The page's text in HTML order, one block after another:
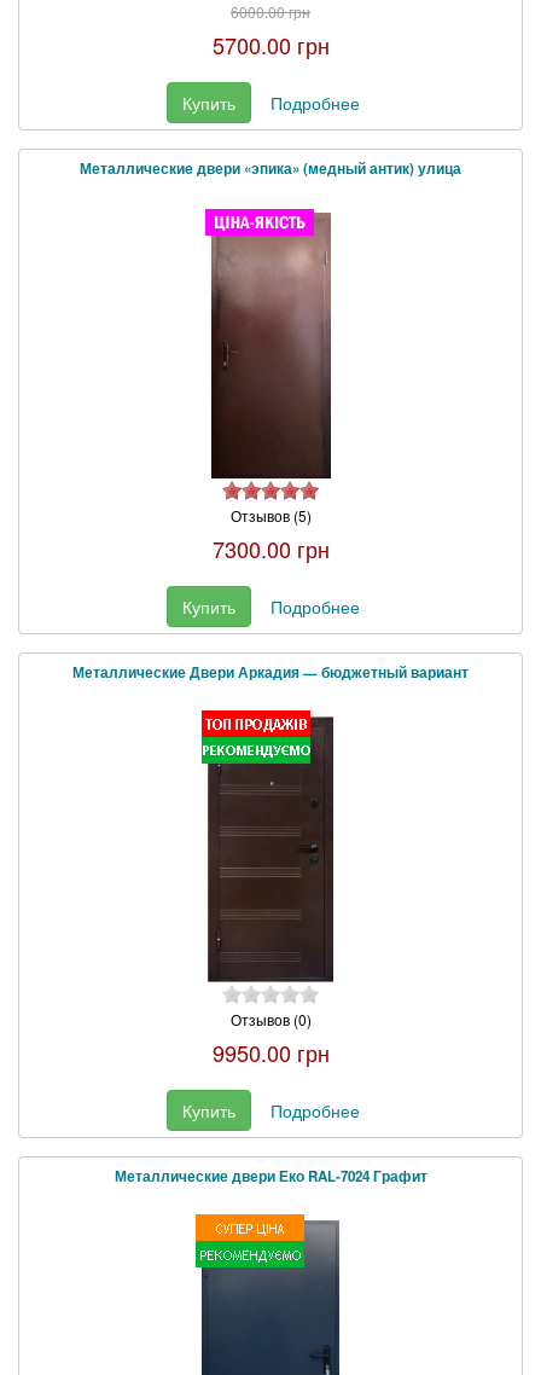
6000.00 грн
5700.00 грн
Купить Подробнее
Металлические двери «эпика» (медный антик) улица
Отзывов (5)
7300.00 грн
Купить Подробнее
Металлические Двери Аркадия — бюджетный вариант
Отзывов (0)
9950.00 грн
Купить Подробнее
Металлические двери Еко RAL-7024 Графит